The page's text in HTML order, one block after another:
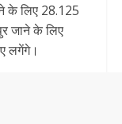
के लिए 28.125
जाने के लिए
लगेंगे।